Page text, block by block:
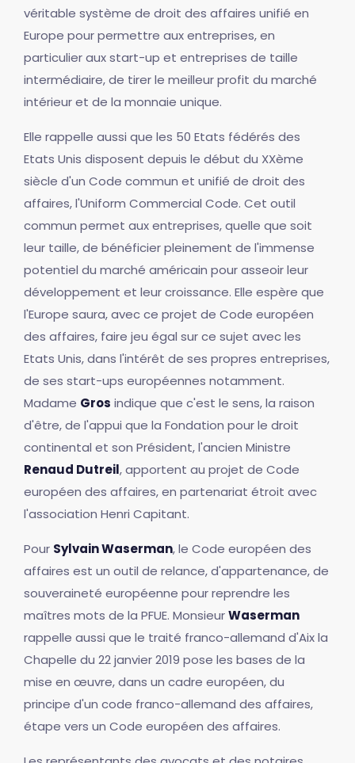
véritable système de droit des affaires unifié en
Europe pour permettre aux entreprises, en
particulier aux start-up et entreprises de taille
intermédiaire, de tirer le meilleur profit du marché
intérieur et de la monnaie unique.
Elle rappelle aussi que les 50 Etats fédérés des
Etats Unis disposent depuis le début du XXème
siècle d'un Code commun et unifié de droit des
affaires, l'Uniform Commercial Code. Cet outil
commun permet aux entreprises, quelle que soit
leur taille, de bénéficier pleinement de l'immense
potentiel du marché américain pour asseoir leur
développement et leur croissance. Elle espère que
l'Europe saura, avec ce projet de Code européen
des affaires, faire jeu égal sur ce sujet avec les
Etats Unis, dans l'intérêt de ses propres entreprises,
de ses start-ups européennes notamment.
Madame Gros indique que c'est le sens, la raison
d'être, de l'appui que la Fondation pour le droit
continental et son Président, l'ancien Ministre
Renaud Dutreil, apportent au projet de Code
européen des affaires, en partenariat étroit avec
l'association Henri Capitant.
Pour Sylvain Waserman, le Code européen des
affaires est un outil de relance, d'appartenance, de
souveraineté européenne pour reprendre les
maîtres mots de la PFUE. MonsieurWaserman
rappelle aussi que le traité franco-allemand d'Aix la
Chapelle du 22 janvier 2019 pose les bases de la
mise en œuvre, dans un cadre européen, du
principe d'un code franco-allemand des affaires,
étape vers un Code européen des affaires.